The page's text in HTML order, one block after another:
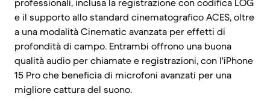
professionali, inclusa la registrazione con codifica LOG
e il supporto allo standard cinematografico ACES, oltre
a una modalità Cinematic avanzata per effetti di
profondità di campo. Entrambi offrono una buona
qualità audio per chiamate e registrazioni, con l'iPhone
15 Pro che beneficia di microfoni avanzati per una
migliore cattura del suono.